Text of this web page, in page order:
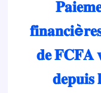
𝐝𝐞 𝐅𝐂𝐅𝐀
𝐝𝐞𝐩𝐮𝐢𝐬